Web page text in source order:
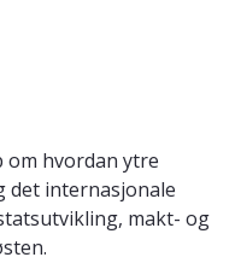
om hvordan ytre
det internasjonale
makt- og